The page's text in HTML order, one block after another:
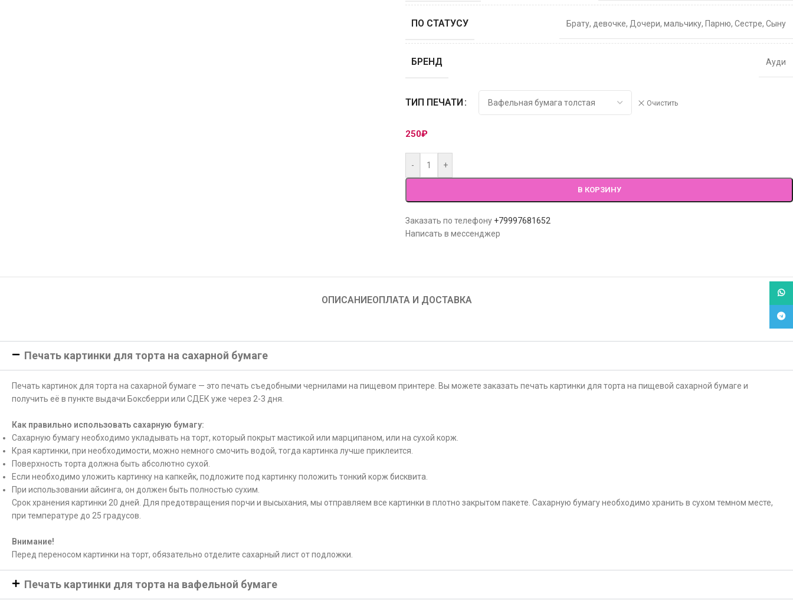
ПО СТАТУСУ Брату, девочке, Дочери, мальчику, Парню, Сестре, Сыну
БРЕНД Ауди
ТИП ПЕЧАТИ Очистить
250₽
- +
В КОРЗИНУ
Заказать по телефону +79997681652
Написать в мессенджер
ОПИСАНИЕОПЛАТА И ДОСТАВКА
Печать картинки для торта на сахарной бумаге
Печать картинок для торта на сахарной бумаге — это печать съедобными чернилами на пищевом принтере. Вы можете заказать печать картинки для торта на пищевой сахарной бумаге и
получить её в пункте выдачи Боксберри или СДЕК уже через 2-3 дня.
Как правильно использовать сахарную бумагу:
Сахарную бумагу необходимо укладывать на торт, который покрыт мастикой или марципаном, или на сухой корж.
Края картинки, при необходимости, можно немного смочить водой, тогда картинка лучше приклеится.
Поверхность торта должна быть абсолютно сухой.
Если необходимо уложить картинку на капкейк, подложите под картинку положить тонкий корж бисквита.
При использовании айсинга, он должен быть полностью сухим.
Срок хранения картинки 20 дней. Для предотвращения порчи и высыхания, мы отправляем все картинки в плотно закрытом пакете. Сахарную бумагу необходимо хранить в сухом темном месте,
при температуре до 25 градусов.
Внимание!
Перед переносом картинки на торт, обязательно отделите сахарный лист от подложки.
Печать картинки для торта на вафельной бумаге